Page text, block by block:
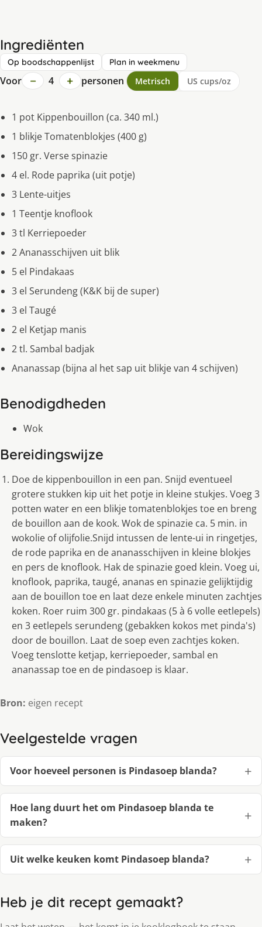
Ingrediënten
Op boodschappenlijst Plan in weekmenu
Voor − 4 + personen Metrisch US cups/oz
1 pot Kippenbouillon (ca. 340 ml.)
1 blikje Tomatenblokjes (400 g)
150 gr. Verse spinazie
4 el. Rode paprika (uit potje)
3 Lente-uitjes
1 Teentje knoflook
3 tl Kerriepoeder
2 Ananasschijven uit blik
5 el Pindakaas
3 el Serundeng (K&K bij de super)
3 el Taugé
2 el Ketjap manis
2 tl. Sambal badjak
Ananassap (bijna al het sap uit blikje van 4 schijven)
Benodigdheden
Wok
Bereidingswijze
Doe de kippenbouillon in een pan. Snijd eventueel
grotere stukken kip uit het potje in kleine stukjes. Voeg 3
potten water en een blikje tomatenblokjes toe en breng
de bouillon aan de kook. Wok de spinazie ca. 5 min. in
wokolie of olijfolie.Snijd intussen de lente-ui in ringetjes,
de rode paprika en de ananasschijven in kleine blokjes
en pers de knoflook. Hak de spinazie goed klein. Voeg ui,
knoflook, paprika, taugé, ananas en spinazie gelijktijdig
aan de bouillon toe en laat deze enkele minuten zachtjes
koken. Roer ruim 300 gr. pindakaas (5 à 6 volle eetlepels)
en 3 eetlepels serundeng (gebakken kokos met pinda's)
door de bouillon. Laat de soep even zachtjes koken.
Voeg tenslotte ketjap, kerriepoeder, sambal en
ananassap toe en de pindasoep is klaar.
Bron: eigen recept
Veelgestelde vragen
Voor hoeveel personen is Pindasoep blanda?
Hoe lang duurt het om Pindasoep blanda te
maken?
Uit welke keuken komt Pindasoep blanda?
Heb je dit recept gemaakt?